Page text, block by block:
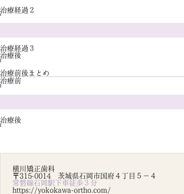
治療経過２
治療経過３
治療後
治療前後まとめ
治療前
治療後
横川矯正歯科
〒315-0014 茨城県石岡市国府４丁目５－４
常磐線石岡駅下車徒歩３分
https://yokokawa-ortho.com/